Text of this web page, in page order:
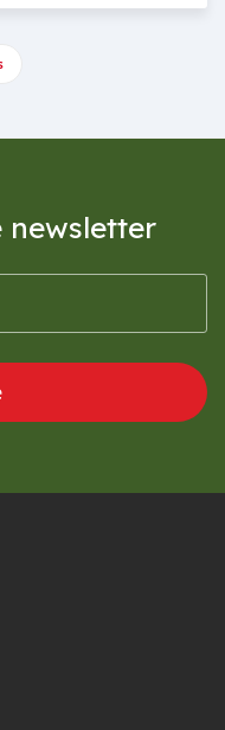
newsletter